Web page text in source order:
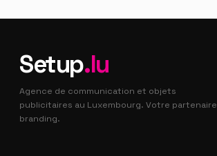
Setup.lu
Agence de communication et objets
publicitaires au Luxembourg. Votre partenaire
branding.